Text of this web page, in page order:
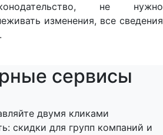
не нужно
изменения, все сведения
сервисы
двумя кликами
скидки для групп компаний и